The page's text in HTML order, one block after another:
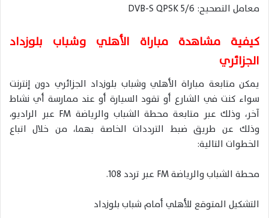
معامل التصحيح: DVB-S QPSK 5/6
كيفية مشاهدة مباراة الأهلي وشباب بلوزداد
الجزائري
يمكن متابعة مباراة الأهلي وشباب بلوزداد الجزائري دون إنترنت
سواء كنت في الشارع أو تقود السيارة أو عند ممارسة أي نشاط
آخر، وذلك عبر متابعة محطة الشباب والرياضة FM عبر الراديو،
وذلك عن طريق ضبط الترددات الخاصة بهما، من خلال اتباع
الخطوات التالية:
محطة الشباب والرياضة FM عبر تردد 108.
التشكيل المتوقع للأهلي أمام شباب بلوزداد